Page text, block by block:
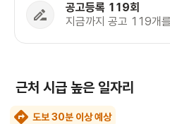
공고등록 119회
지금까지 공고 119개
근처 시급 높은 일자리
도보 30분 이상 예상